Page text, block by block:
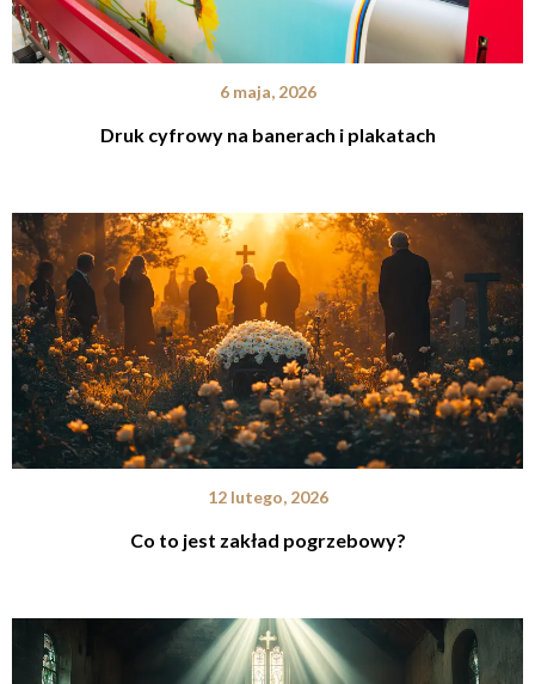
6 maja, 2026
Druk cyfrowy na banerach i plakatach
12 lutego, 2026
Co to jest zakład pogrzebowy?